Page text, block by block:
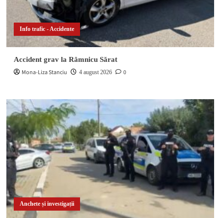
Info trafic - Accidente
Accident grav la Râmnicu Sărat
Mona-Liza Stanciu 4 august 2026 0
Anchete și investigații